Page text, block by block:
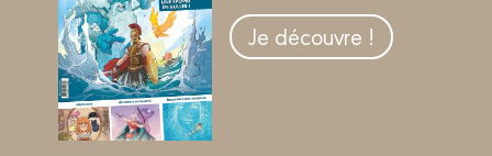
Je découvre !